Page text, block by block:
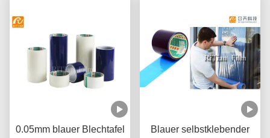
0.05mm blauer Blechtafel
Blauer selbstklebender